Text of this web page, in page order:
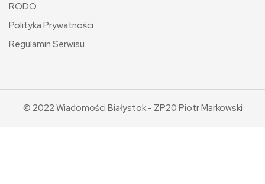
RODO
Polityka Prywatności
Regulamin Serwisu
© 2022 Wiadomości Białystok - ZP20 Piotr Markowski